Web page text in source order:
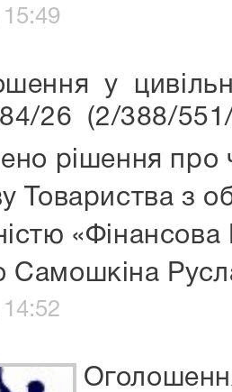
у
26 (2/388/
рішення про
Товариства з
Самошкіна